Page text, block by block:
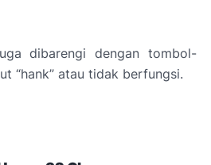
dibarengi dengan tombol-
“hank” atau tidak berfungsi.